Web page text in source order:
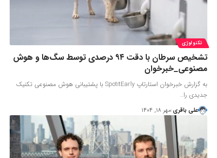
تکنولوژی
تشخیص سرطان با دقت ۹۴ درصدی توسط سگ‌ها و هوش
مصنوعی_خبرخوان
به گزارش خبرخوان استارتاپ SpotitEarly با پشتیبانی هوش مصنوعی تکنیک
جدیدی را…
علی باقری مهر ۱۸, ۱۴۰۴